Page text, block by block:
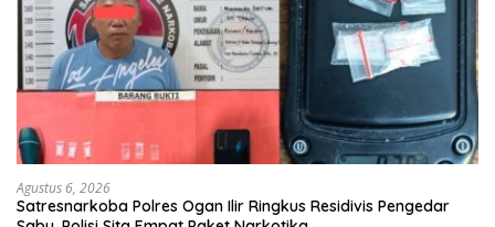
Agustus 6, 2026
Satresnarkoba Polres Ogan Ilir Ringkus Residivis Pengedar